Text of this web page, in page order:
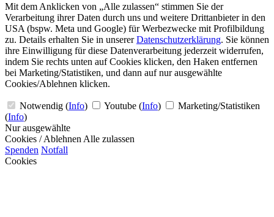
Mit dem Anklicken von „Alle zulassen“ stimmen Sie der
Verarbeitung ihrer Daten durch uns und weitere Drittanbieter in den
USA (bspw. Meta und Google) für Werbezwecke mit Profilbildung
zu. Details erhalten Sie in unsererDatenschutzerklärung. Sie können
ihre Einwilligung für diese Datenverarbeitung jederzeit widerrufen,
indem Sie rechts unten auf Cookies klicken, den Haken entfernen
bei Marketing/Statistiken, und dann auf nur ausgewählte
Cookies/Ablehnen klicken.
Notwendig (Info) Youtube (Info)
Marketing/Statistiken
(Info)
Nur ausgewählte
Cookies / Ablehnen Alle zulassen
Spenden Notfall
Cookies